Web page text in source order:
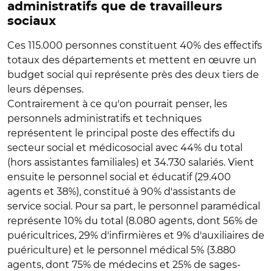
administratifs que de travailleurs
sociaux
Ces 115.000 personnes constituent 40% des effectifs
totaux des départements et mettent en œuvre un
budget social qui représente près des deux tiers de
leurs dépenses.
Contrairement à ce qu'on pourrait penser, les
personnels administratifs et techniques
représentent le principal poste des effectifs du
secteur social et médicosocial avec 44% du total
(hors assistantes familiales) et 34.730 salariés. Vient
ensuite le personnel social et éducatif (29.400
agents et 38%), constitué à 90% d'assistants de
service social. Pour sa part, le personnel paramédical
représente 10% du total (8.080 agents, dont 56% de
puéricultrices, 29% d'infirmières et 9% d'auxiliaires de
puériculture) et le personnel médical 5% (3.880
agents, dont 75% de médecins et 25% de sages-